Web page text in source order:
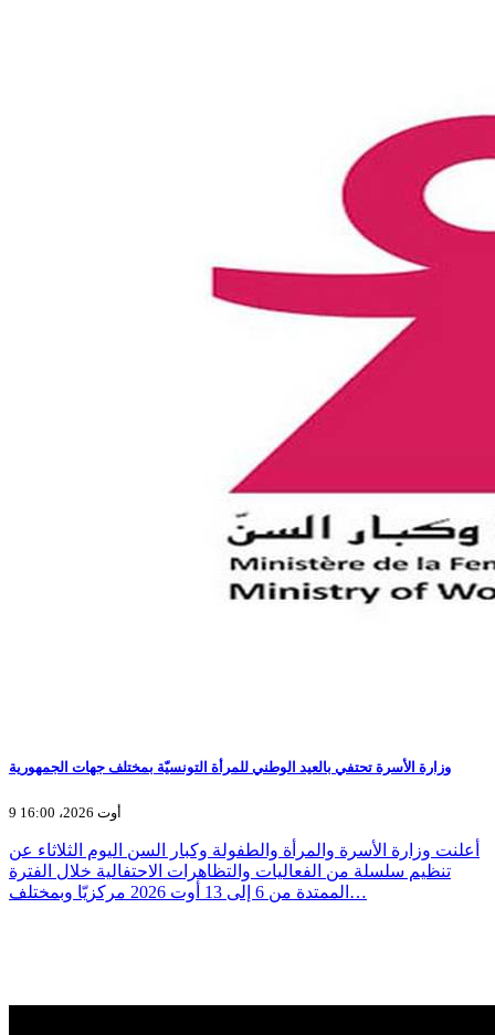
وزارة الأسرة تحتفي بالعيد الوطني للمرأة التونسيّة بمختلف جهات الجمهورية
9 أوت 2026، 16:00
أعلنت وزارة الأسرة والمرأة والطفولة وكبار السن اليوم الثلاثاء عن
تنظيم سلسلة من الفعاليات والتظاهرات الاحتفالية خلال الفترة
الممتدة من 6 إلى 13 أوت 2026 مركزيّا وبمختلف…